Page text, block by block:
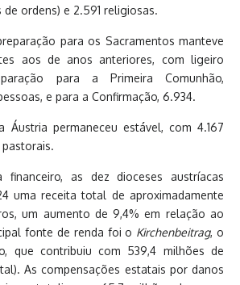
ordens) e 2.591 religiosas.
para os Sacramentos manteve
aos de anos anteriores, com ligeiro
para a Primeira Comunhão,
e para a Confirmação, 6.934.
Áustria permaneceu estável, com 4.167
as dez dioceses austríacas
uma receita total de aproximadamente
um aumento de 9,4% em relação ao
fonte de renda foi o Kirchenbeitrag, o
que contribuiu com 539,4 milhões de
As compensações estatais por danos